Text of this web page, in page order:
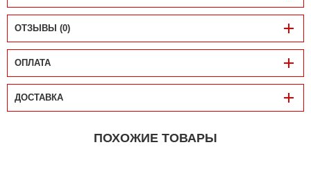
ОТЗЫВЫ (0)
ОПЛАТА
ДОСТАВКА
ПОХОЖИЕ ТОВАРЫ